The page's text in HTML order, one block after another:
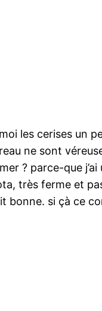
les cerises un
ne sont
? parce-que j’ai
très ferme et
bonne. si çà ce